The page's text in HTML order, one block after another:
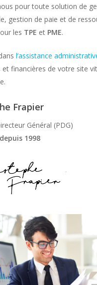
pour toute solution de
gestion de paie et de
les TPE et PME.
l’assistance
et financières de votre site
Frapier
Général (PDG)
1998